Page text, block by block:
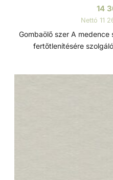
14
Nettó 11
Gombaölő szer A medence szerkezetének tisztítására és
fertőtlenítésére